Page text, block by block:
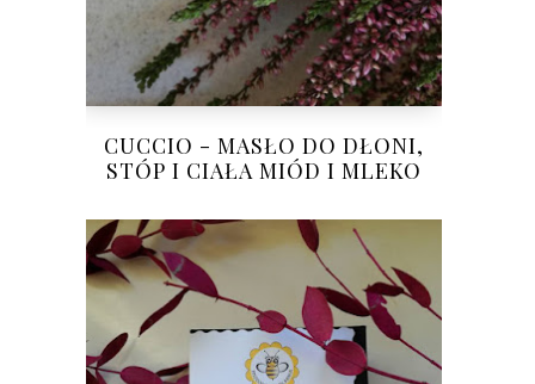
CUCCIO - MASŁO DO DŁONI,
STÓP I CIAŁA MIÓD I MLEKO